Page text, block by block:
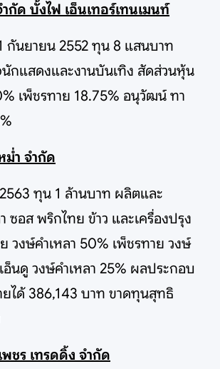
กัด บั้งไฟ เอ็นเทอร์เทนเมนท์
กันยายน 2552 ทุน 8 แสนบาท
กแสดงและงานบันเทิง สัดส่วนหุ้น
เพ็ชรทาย 18.75% อนุวัฒน์ ทา
ำ จำกัด
ทุน 1 ล้านบาท ผลิตและ
ซอส พริกไทย ข้าว และเครื่องปรุง
วงษ์คำเหลา 50% เพ็ชรทาย วงษ์
อ็นดู วงษ์คำเหลา 25% ผลประกอบ
ยได้ 386,143 บาท ขาดทุนสุทธิ
ชร เทรดดิ้ง จำกัด